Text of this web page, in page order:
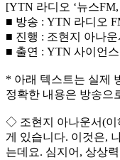
[YTN 라디오 ‘뉴스
■ 방송 : YTN 라디오
■ 진행 : 조현지 아나운
■ 출연 : YTN 사이언
* 아래 텍스트는 실제
정확한 내용은 방송으
◇ 조현지 아나운서(이
게 있습니다. 이것은,
는데요. 심지어, 상상